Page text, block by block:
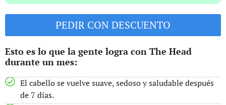
PEDIR CON DESCUENTO
Esto es lo que la gente logra con The Head
durante un mes:
El cabello se vuelve suave, sedoso y saludable después
de 7 días.